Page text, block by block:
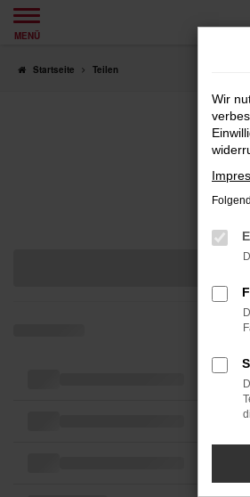
Zum
springen
MENÜ
Startseite Teilen
Wir